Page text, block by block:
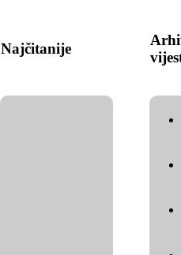
Najčitanije